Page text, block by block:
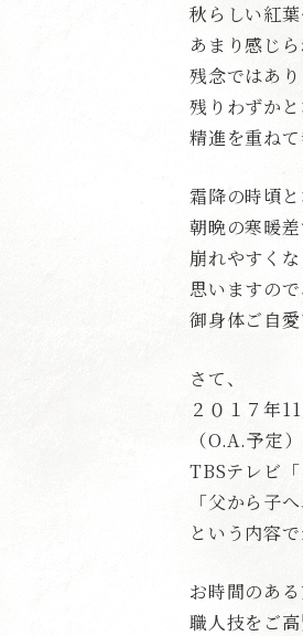
秋らしい紅
あまり感じ
残念ではあ
残りわずか
精進を重ねて
霜降の時頃と
朝晩の寒暖
崩れやすく
思いますので
御身体ご自愛
さて、
２０１７年
（O.A.予定）
TBSテレビ
「父から子
という内容
お時間のあ
職人技をご